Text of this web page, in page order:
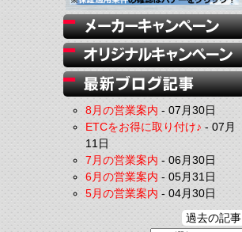
8月の営業案内-07月30日
ETCをお得に取り付け♪-07月
11日
7月の営業案内-06月30日
6月の営業案内-05月31日
5月の営業案内-04月30日
過去の記事